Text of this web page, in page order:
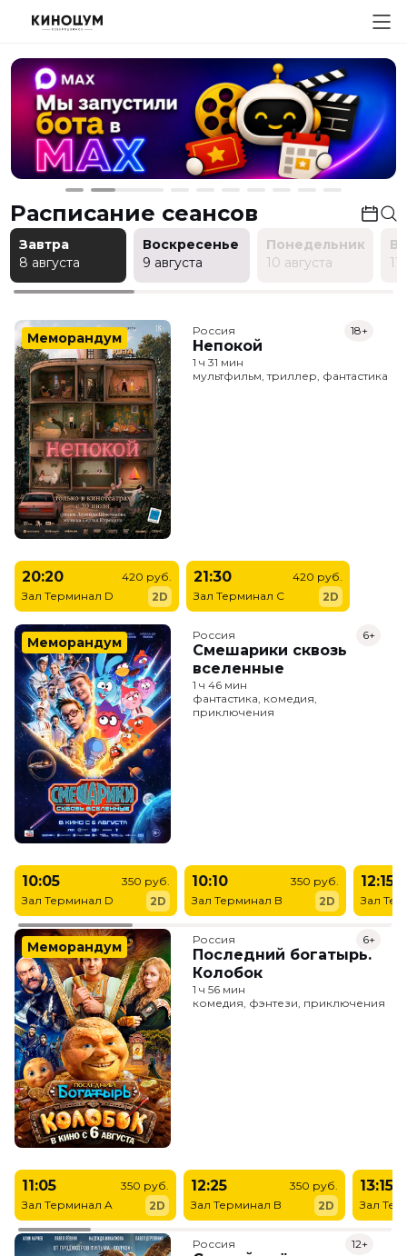
Расписание сеансов
Завтра
8 августа
Воскресенье
9 августа
Понедельник
10 августа
11
Меморандум Россия
Непокой
18+
1 ч 31 мин
мультфильм, триллер, фантастика
20:20
Зал Терминал D
420 руб.
2D
21:30
Зал Терминал C
420 руб.
2D
Меморандум Россия
Смешарики сквозь
вселенные
6+
1 ч 46 мин
фантастика, комедия,
приключения
10:05
Зал Терминал D
350 руб.
2D
10:10
Зал Терминал B
350 руб.
2D
12:15
Зал
Меморандум Россия
Последний богатырь.
Колобок
6+
1 ч 56 мин
комедия, фэнтези, приключения
11:05
Зал Терминал A
350 руб.
2D
12:25
Зал Терминал B
350 руб.
2D
13:15
Зал
Россия 12+